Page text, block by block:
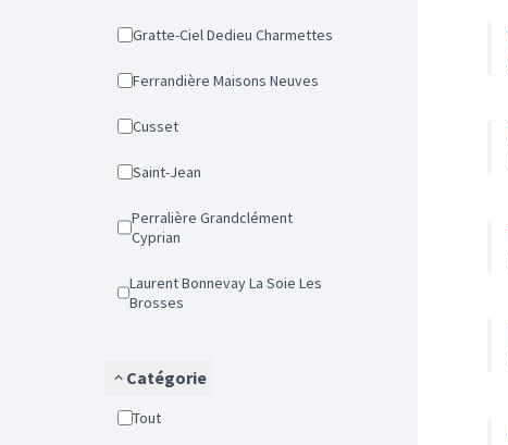
Gratte-Ciel Dedieu Charmettes
Ferrandière Maisons Neuves
Cusset
Saint-Jean
Perralière Grandclément
Cyprian
Laurent Bonnevay La Soie Les
Brosses
Catégorie
Tout